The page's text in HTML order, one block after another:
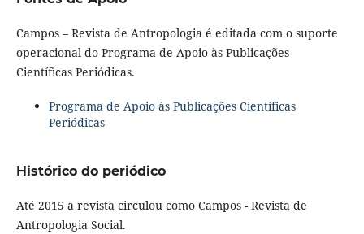
Campos – Revista de Antropologia é editada com o suporte
operacional do Programa de Apoio às Publicações
Científicas Periódicas.
Programa de Apoio às Publicações Científicas
Periódicas
Histórico do periódico
Até 2015 a revista circulou como Campos - Revista de
Antropologia Social.